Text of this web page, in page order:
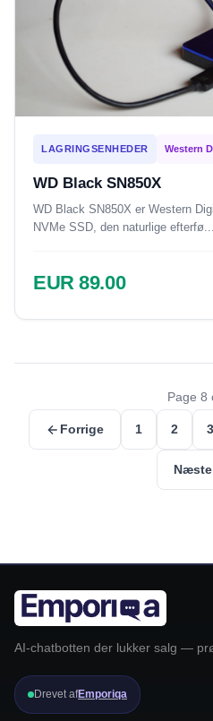
LAGRINGSENHEDER Western
WD Black SN850X
WD Black SN850X er Western
NVMe SSD, den naturlige efterfø...
EUR 89.00
Page 8
Forrige 1 2 3
Næste
AI-chatbotten der lukker salg —
Drevet afEmporiqa